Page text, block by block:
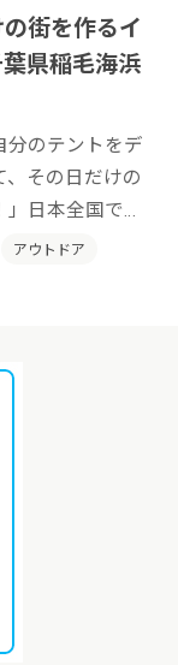
街を作るイ
県稲毛海浜
分のテントをデ
、その日だけの
日本全国でそ
開催していき
アウトドア